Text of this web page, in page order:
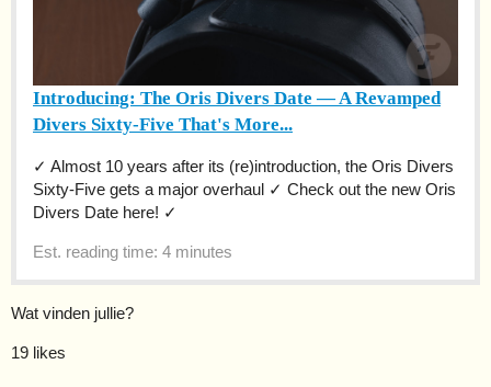
Introducing: The Oris Divers Date — A Revamped
Divers Sixty-Five That's More...
✓ Almost 10 years after its (re)introduction, the Oris Divers
Sixty-Five gets a major overhaul ✓ Check out the new Oris
Divers Date here! ✓
Est. reading time: 4 minutes
Wat vinden jullie?
19 likes